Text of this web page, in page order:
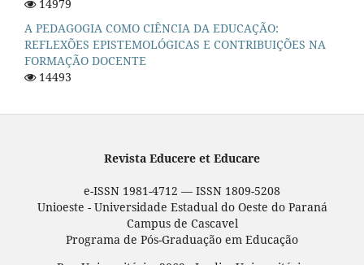
14979
A PEDAGOGIA COMO CIÊNCIA DA EDUCAÇÃO:
REFLEXÕES EPISTEMOLÓGICAS E CONTRIBUIÇÕES NA
FORMAÇÃO DOCENTE
14493
Revista Educere et Educare
e-ISSN 1981-4712 — ISSN 1809-5208
Unioeste - Universidade Estadual do Oeste do Paraná
Campus de Cascavel
Programa de Pós-Graduação em Educação